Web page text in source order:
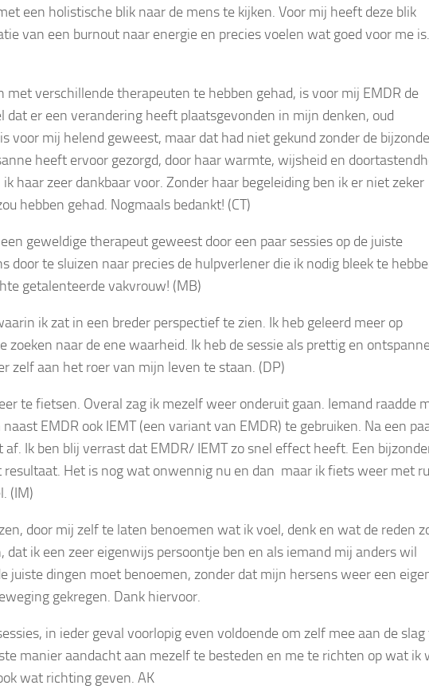
een holistische blik naar de mens te kijken. Voor mij heeft deze blik
van een burnout naar energie en precies voelen wat goed voor me is.
verschillende therapeuten te hebben gehad, is voor mij EMDR de
dat er een verandering heeft plaatsgevonden in mijn denken, oud
voor mij helend geweest, maar dat had niet gekund zonder de
heeft ervoor gezorgd, door haar warmte, wijsheid en
haar zeer dankbaar voor. Zonder haar begeleiding ben ik er niet zeker
hebben gehad. Nogmaals bedankt! (CT)
geweldige therapeut geweest door een paar sessies op de juiste
door te sluizen naar precies de hulpverlener die ik nodig bleek te
getalenteerde vakvrouw! (MB)
ik zat in een breder perspectief te zien. Ik heb geleerd meer op
naar de ene waarheid. Ik heb de sessie als prettig en
zelf aan het roer van mijn leven te staan. (DP)
te fietsen. Overal zag ik mezelf weer onderuit gaan. Iemand raadde
EMDR ook IEMT (een variant van EMDR) te gebruiken. Na een
Ik ben blij verrast dat EMDR/ IEMT zo snel effect heeft. Een
Het is nog wat onwennig nu en dan maar ik fiets weer met
(IM)
door mij zelf te laten benoemen wat ik voel, denk en wat de reden
dat ik een zeer eigenwijs persoontje ben en als iemand mij anders wil
juiste dingen moet benoemen, zonder dat mijn hersens weer een
gekregen. Dank hiervoor.
in ieder geval voorlopig even voldoende om zelf mee aan de slag
manier aandacht aan mezelf te besteden en me te richten op wat ik
wat richting geven. AK